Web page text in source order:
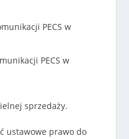
PECS w
PECS w
sprzedaży.
ustawowe prawo do